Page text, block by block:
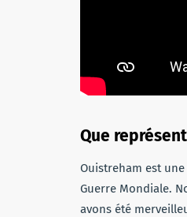
Que
Ouistreham est
Guerre Mondiale.
avons été